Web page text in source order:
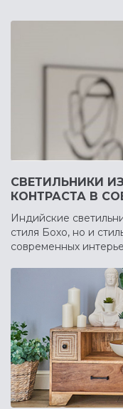
СВЕТИЛЬНИКИ
КОНТРАСТА В
Индийские
стиля Бохо, но и
современных